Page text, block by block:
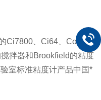
Ci7800、Ci64、Color i
拌器和Brookfield的粘度
室标准粘度计产品中国*